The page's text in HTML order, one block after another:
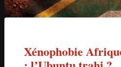
Xénophobie